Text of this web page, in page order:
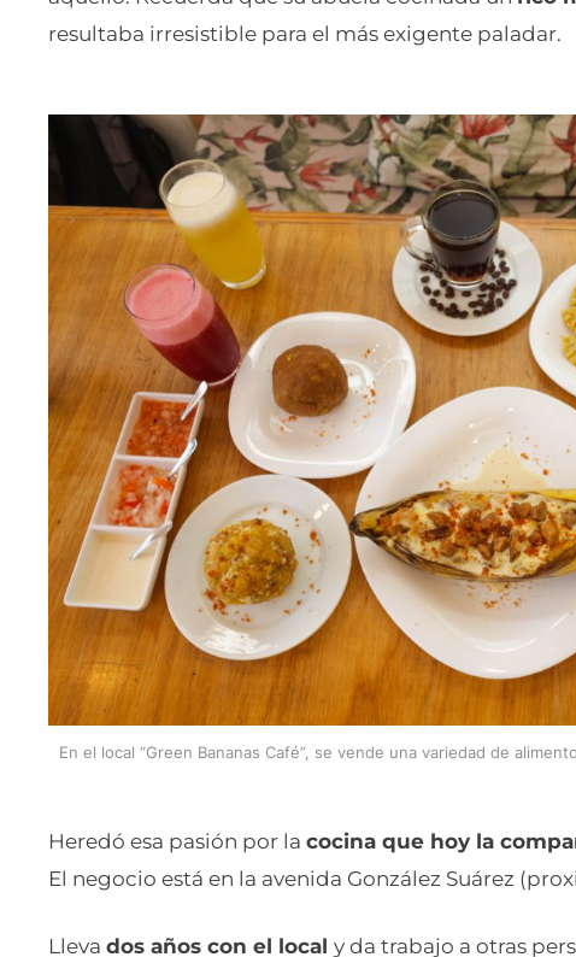
resultaba irresistible para el más exigente paladar.
En el local “Green Bananas Café”, se vende una variedad de
Heredó esa pasión por la cocina que hoy la
El negocio está en la avenida González Suárez
Lleva dos años con el local y da trabajo a otras